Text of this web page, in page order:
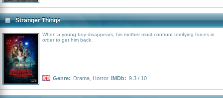
Stranger Things
When a young boy disappears, his mother must confront terrifying forces in
order to get him back.
Genre: Drama Horror IMDb: 9.3 / 10